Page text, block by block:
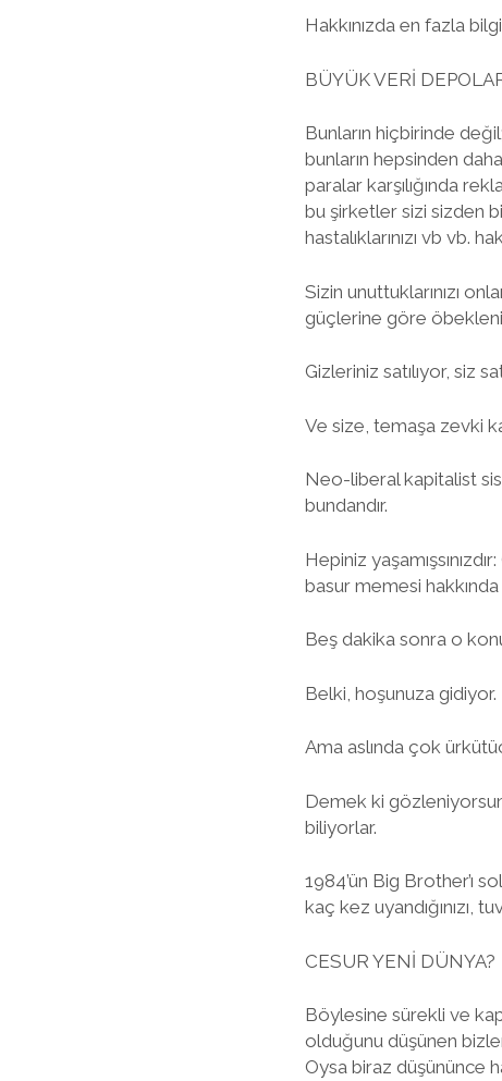
Hakkınızda en fazla
BÜYÜK VERİ
Bunların hiçbirinde
bunların hepsinden
paralar karşılığında
bu şirketler sizi sizden
hastalıklarınızı vb vb.
Sizin unuttuklarınızı
güçlerine göre
Gizleriniz satılıyor, siz
Ve size, temaşa zevki
Neo-liberal kapitalist
bundandır.
Hepiniz
basur memesi
Beş dakika sonra o
Belki, hoşunuza gidiyor.
Ama aslında çok
Demek ki
biliyorlar.
1984’ün Big Brother’ı
kaç kez uyandığınızı,
CESUR YENİ DÜNYA?
Böylesine sürekli ve
olduğunu düşünen bizler
Oysa biraz düşününce